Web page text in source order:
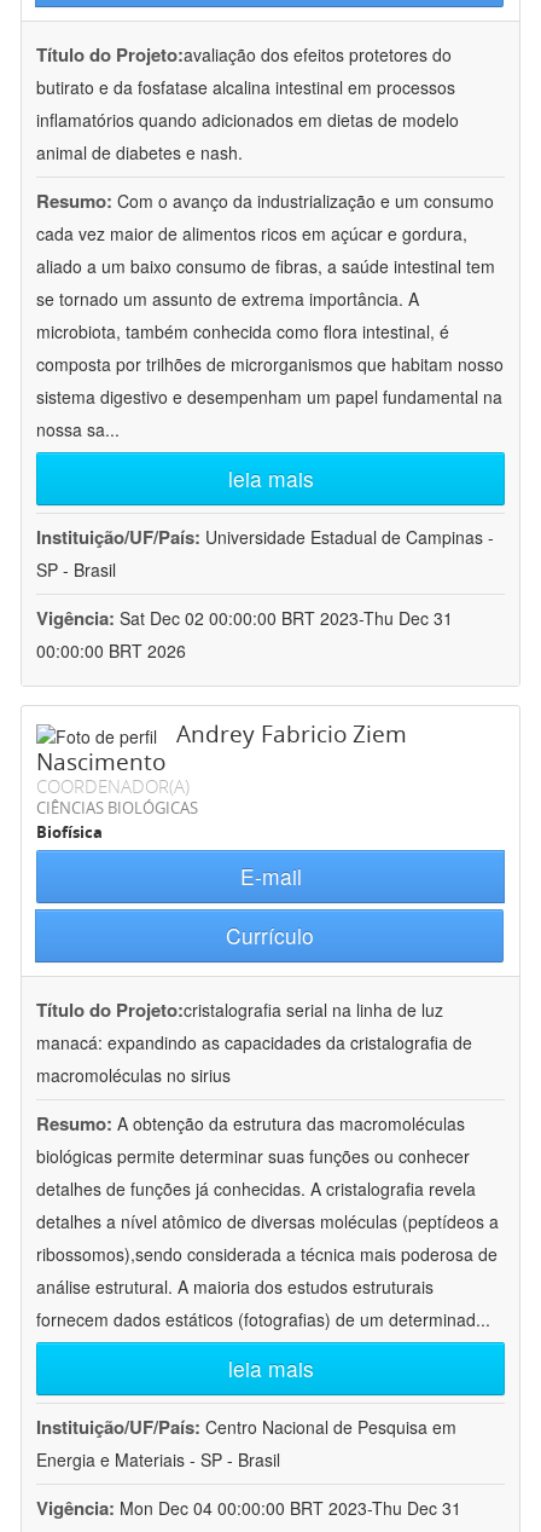
Título do Projeto:avaliação dos efeitos protetores do
butirato e da fosfatase alcalina intestinal em processos
inflamatórios quando adicionados em dietas de modelo
animal de diabetes e nash.
Resumo: Com o avanço da industrialização e um consumo
cada vez maior de alimentos ricos em açúcar e gordura,
aliado a um baixo consumo de fibras, a saúde intestinal tem
se tornado um assunto de extrema importância. A
microbiota, também conhecida como flora intestinal, é
composta por trilhões de microrganismos que habitam nosso
sistema digestivo e desempenham um papel fundamental na
nossa sa...
leia mais
Instituição/UF/País: Universidade Estadual de Campinas -
SP - Brasil
Vigência: Sat Dec 02 00:00:00 BRT 2023-Thu Dec 31
00:00:00 BRT 2026
Andrey Fabricio Ziem
Nascimento
COORDENADOR(A)
CIÊNCIAS BIOLÓGICAS
Biofísica
E-mail
Currículo
Título do Projeto:cristalografia serial na linha de luz
manacá: expandindo as capacidades da cristalografia de
macromoléculas no sirius
Resumo: A obtenção da estrutura das macromoléculas
biológicas permite determinar suas funções ou conhecer
detalhes de funções já conhecidas. A cristalografia revela
detalhes a nível atômico de diversas moléculas (peptídeos a
ribossomos),sendo considerada a técnica mais poderosa de
análise estrutural. A maioria dos estudos estruturais
fornecem dados estáticos (fotografias) de um determinad...
leia mais
Instituição/UF/País: Centro Nacional de Pesquisa em
Energia e Materiais - SP - Brasil
Vigência: Mon Dec 04 00:00:00 BRT 2023-Thu Dec 31